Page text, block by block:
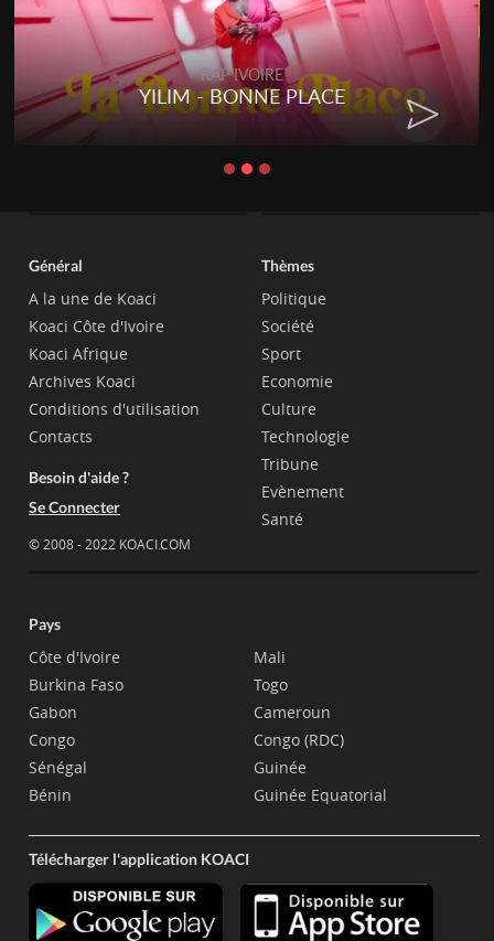
RAP IVOIRE
YILIM - BONNE PLACE
Général
A la une de Koaci
Koaci Côte d'Ivoire
Koaci Afrique
Archives Koaci
Conditions d'utilisation
Contacts
Besoin d'aide ?
Se Connecter
© 2008 - 2022 KOACI.COM
Thèmes
Politique
Société
Sport
Economie
Culture
Technologie
Tribune
Evènement
Santé
Pays
Côte d'Ivoire
Burkina Faso
Gabon
Congo
Sénégal
Bénin
Mali
Togo
Cameroun
Congo (RDC)
Guinée
Guinée Equatorial
Télécharger l'application KOACI